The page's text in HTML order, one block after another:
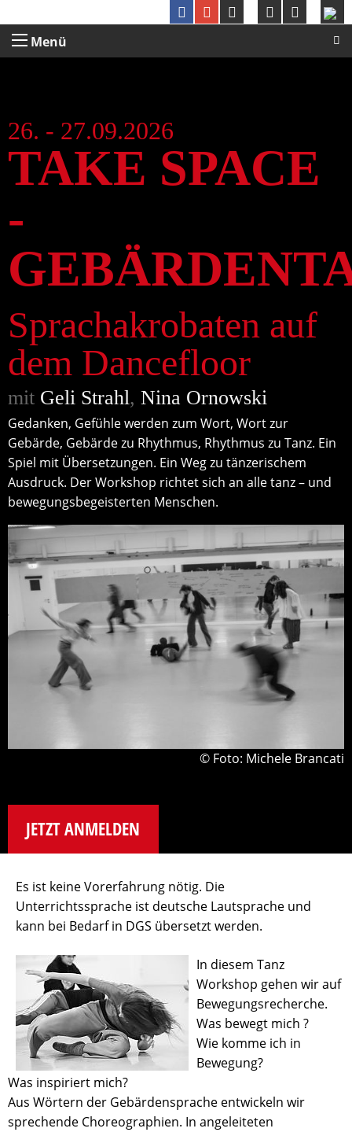
Menü
26. - 27.09.2026
TAKE SPACE
-
Sprachakrobaten auf
dem Dancefloor
mit Geli Strahl, Nina Ornowski
Gedanken, Gefühle werden zum Wort, Wort zur
Gebärde, Gebärde zu Rhythmus, Rhythmus zu Tanz. Ein
Spiel mit Übersetzungen. Ein Weg zu tänzerischem
Ausdruck. Der Workshop richtet sich an alle tanz – und
bewegungsbegeisterten Menschen.
© Foto: Michele Brancati
JETZT ANMELDEN
Es ist keine Vorerfahrung nötig. Die
Unterrichtssprache ist deutsche Lautsprache und
kann bei Bedarf in DGS übersetzt werden.
In diesem Tanz
Workshop gehen wir auf
Bewegungsrecherche.
Was bewegt mich ?
Wie komme ich in
Bewegung?
Was inspiriert mich?
Aus Wörtern der Gebärdensprache entwickeln wir
sprechende Choreographien. In angeleiteten